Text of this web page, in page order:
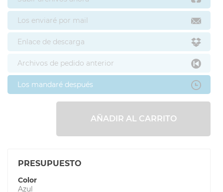
Los enviaré por mail
Enlace de descarga
Archivos de pedido anterior
Los mandaré después
AÑADIR AL CARRITO
PRESUPUESTO
Color
Azul